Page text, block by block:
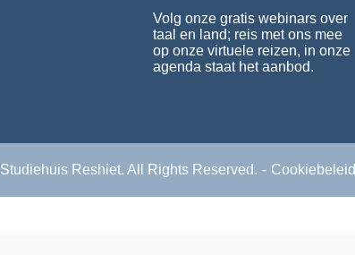
Volg onze gratis webinars over
taal en land; reis met ons mee
op onze virtuele reizen, in onze
agenda staat het aanbod.
Studiehuis Reshiet. All Rights Reserved. Cookiebeleid